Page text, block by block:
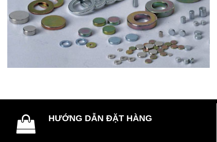
HƯỚNG DẪN ĐẶT HÀNG